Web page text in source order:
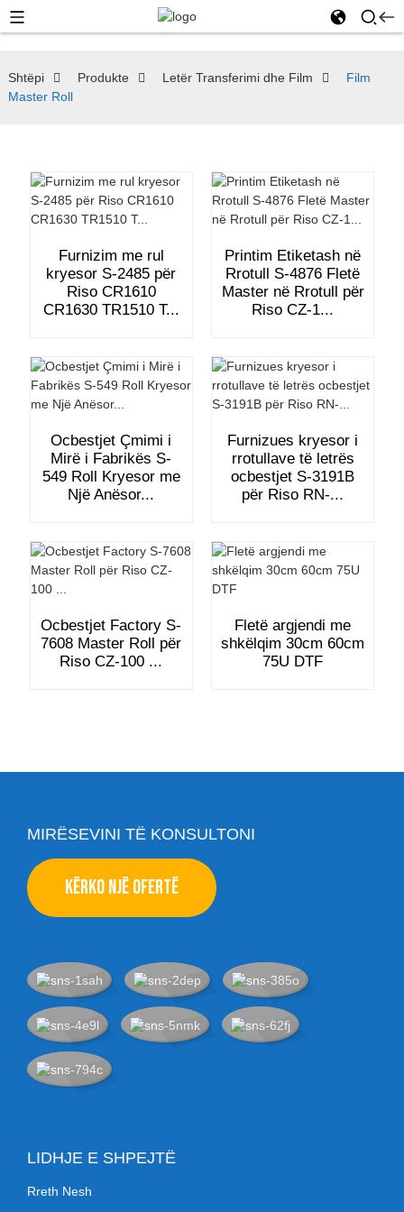
Shtëpi Produkte Letër Transferimi dhe Film
Film
Master Roll
Furnizim me rul
kryesor S-2485 për
Riso CR1610
CR1630 TR1510 T...
Printim Etiketash në
Rrotull S-4876 Fletë
Master në Rrotull për
Riso CZ-1...
Ocbestjet Çmimi i
Mirë i Fabrikës S-
549 Roll Kryesor me
Një Anësor...
Furnizues kryesor i
rrotullave të letrës
ocbestjet S-3191B
për Riso RN-...
Ocbestjet Factory S-
7608 Master Roll për
Riso CZ-100 ...
Fletë argjendi me
shkëlqim 30cm 60cm
75U DTF
MIRËSEVINI TË KONSULTONI
KËRKO NJË OFERTË
LIDHJE E SHPEJTË
Rreth Nesh